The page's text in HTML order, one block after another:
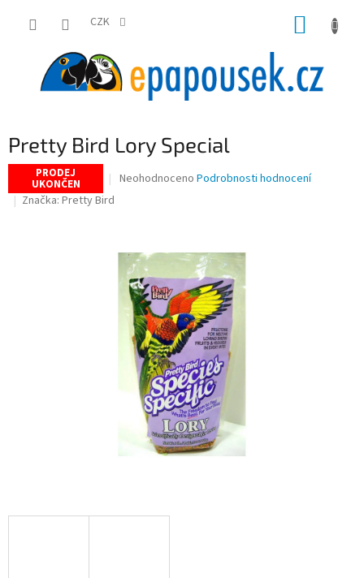
CZK
Pretty Bird Lory Special
PRODEJ
UKONČEN
Průměrné
z
hvězdiček.
Neohodnoceno Podrobnosti hodnocení
Značka: Pretty Bird